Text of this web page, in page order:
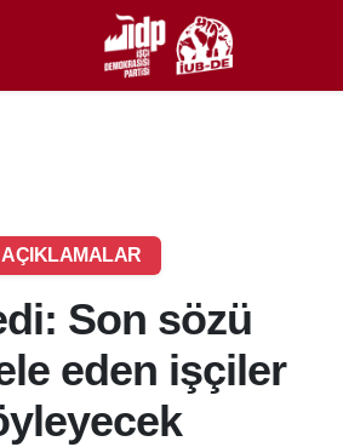
AÇIKLAMALAR
Son sözü
eden işçiler